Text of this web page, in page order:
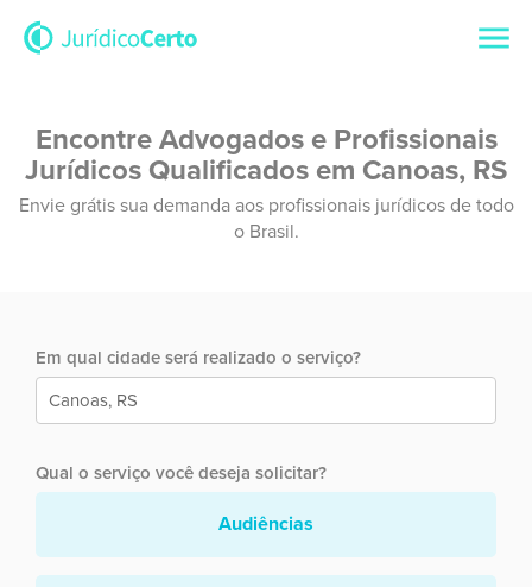
Encontre Advogados e Profissionais
Jurídicos Qualificados em Canoas, RS
Envie grátis sua demanda aos profissionais jurídicos de todo
o Brasil.
Em qual cidade será realizado o serviço?
Qual o serviço você deseja solicitar?
Audiências